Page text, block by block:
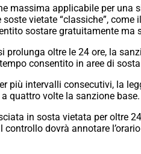
massima applicabile per
vietate “classiche”,
sostare gratuitamente ma
prolunga oltre le 24 ore, la
consentito in aree di
più intervalli consecutivi, la
quattro volte la sanzione base.
in sosta vietata per oltre
controllo dovrà annotare